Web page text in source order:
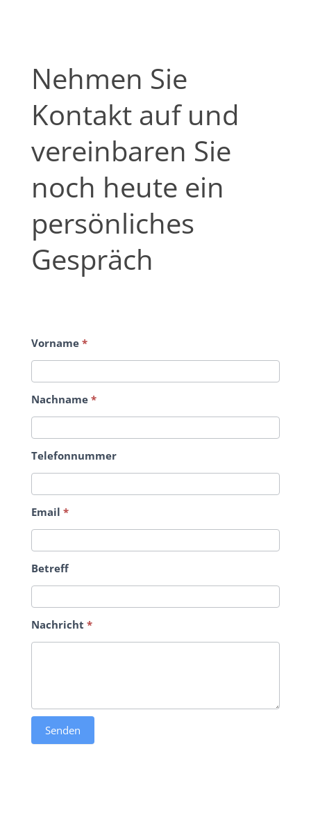
Sie
auf
vereinbaren
Sie
noch
heute
ein
persönliches
Gespräch
Nehmen Sie
Kontakt auf und
vereinbaren Sie
noch heute ein
persönliches
Gespräch
Vorname *
Nachname *
Telefonnummer
Email *
Betreff
Nachricht *
Senden